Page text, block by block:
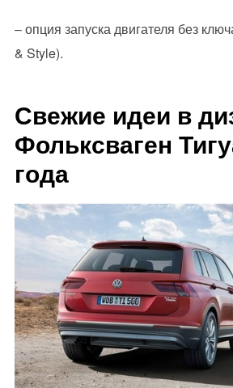
– опция запуска двигателя без
& Style).
Свежие идеи в
Фольксваген
года